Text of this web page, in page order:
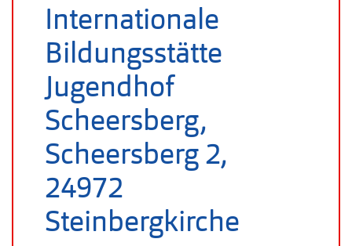
Internationale
Bildungsstätte
Jugendhof
Scheersberg,
Scheersberg 2,
24972
Steinbergkirche